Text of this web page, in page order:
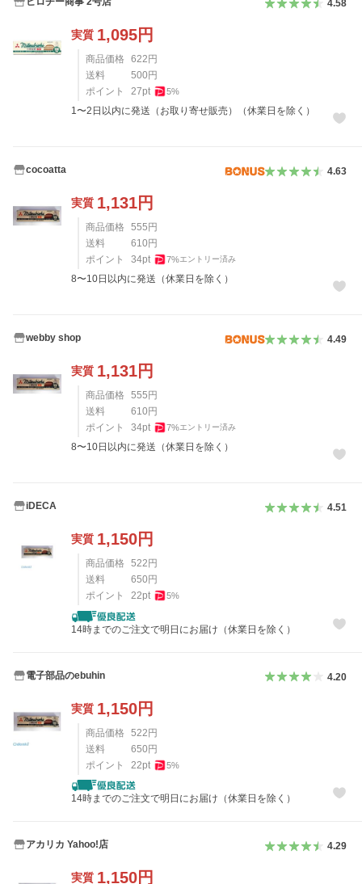
4.58
実質 1,095円
商品価格 622 円
送料
500 円
ポイント
27pt 5%
1〜2日以内に発送（お取り寄せ販売）（休業日を除く）
cocoatta 4.63
実質 1,131円
商品価格 555 円
送料
610 円
ポイント
34pt 7%エントリー済み
8〜10日以内に発送（休業日を除く）
webby shop 4.49
実質 1,131円
商品価格 555 円
送料
610 円
ポイント
34pt 7%エントリー済み
8〜10日以内に発送（休業日を除く）
iDECA 4.51
実質 1,150円
商品価格 522 円
送料
650 円
ポイント
22pt 5%
14時までのご注文で明日にお届け（休業日を除く）
電子部品のebuhin 4.20
実質 1,150円
商品価格 522円
送料
650円
ポイント
22pt 5%
14時までのご注文で明日にお届け（休業日を除く）
アカリカ Yahoo!店 4.29
実質 1,150円